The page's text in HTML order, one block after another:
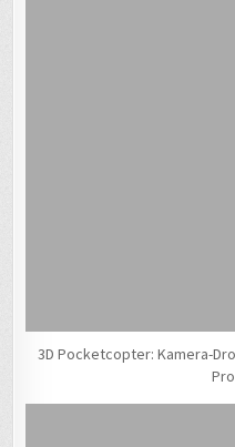
3D Pocketcopter: Kamera-